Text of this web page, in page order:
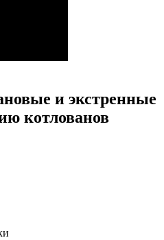
и экстренные
котлованов